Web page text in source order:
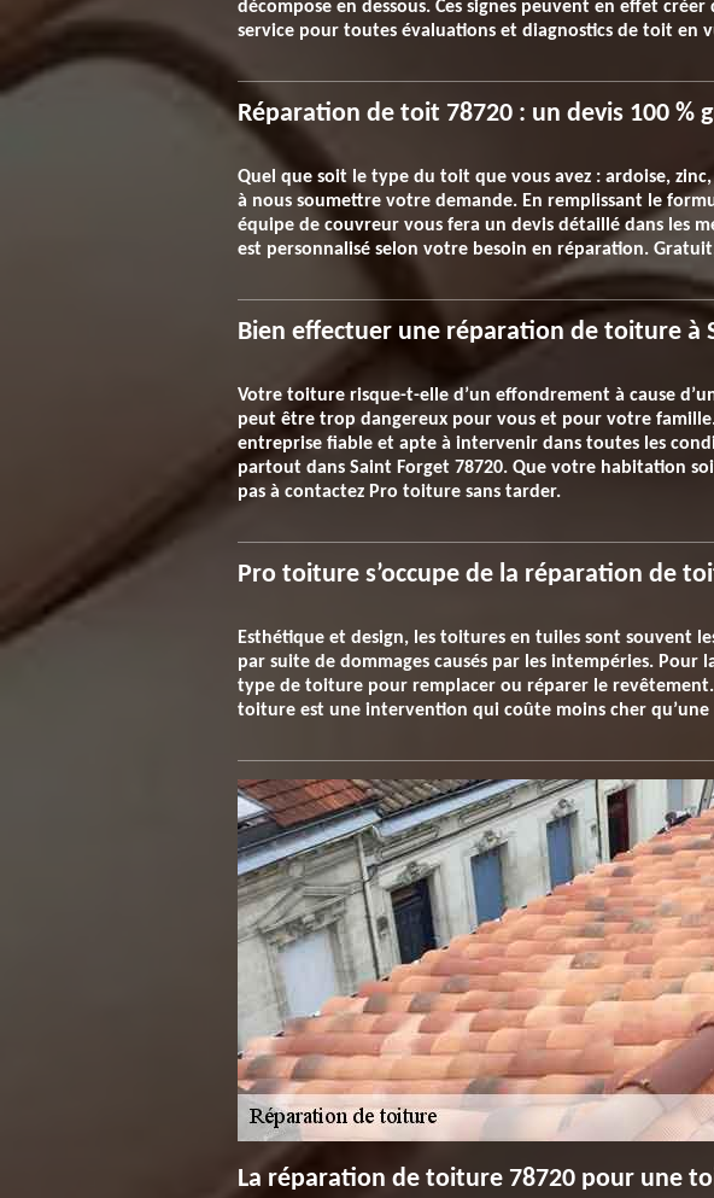
décompose en dessous. Ces signes peuvent en effet
service pour toutes évaluations et diagnostics de toit en
Réparation de toit 78720 : un devis 100 %
Quel que soit le type du toit que vous avez : ardoise,
à nous soumettre votre demande. En remplissant le
équipe de couvreur vous fera un devis détaillé dans les
est personnalisé selon votre besoin en réparation.
Bien effectuer une réparation de toiture à
Votre toiture risque-t-elle d’un effondrement à cause
peut être trop dangereux pour vous et pour votre
entreprise fiable et apte à intervenir dans toutes les
partout dans Saint Forget 78720. Que votre habitation
pas à contactez Pro toiture sans tarder.
Pro toiture s’occupe de la réparation de
Esthétique et design, les toitures en tuiles sont souvent
par suite de dommages causés par les intempéries.
type de toiture pour remplacer ou réparer le
toiture est une intervention qui coûte moins cher
La réparation de toiture 78720 pour une